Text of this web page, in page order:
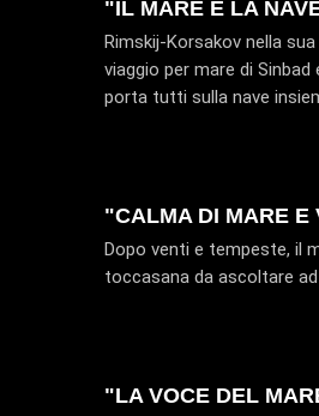
"IL MARE E LA
Rimskij-Korsakov nella
viaggio per mare di
porta tutti sulla nave
"CALMA DI MARE E
Dopo venti e tempeste, il
toccasana da ascoltare
"LA VOCE DEL